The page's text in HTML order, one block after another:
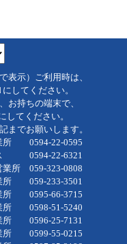
表示）ご利用時は、
してください。
お持ちの端末で、
てください。
までお願いします。
0594-22-0595
22-6321
059-323-0808
所 059-233-3501
所 0595-66-3715
所 0598-51-5240
0596-25-7131
0599-55-0215